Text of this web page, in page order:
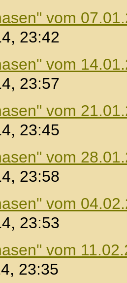
vom
23:42
vom
23:57
vom
23:45
vom
23:58
vom
23:53
vom
23:35